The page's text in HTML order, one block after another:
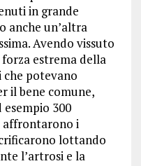
in grande
anche un’altra
Avendo vissuto
estrema della
potevano
il bene comune,
300
affrontarono i
lottando
l’artrosi e la